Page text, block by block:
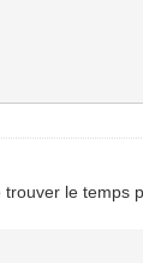
le temps